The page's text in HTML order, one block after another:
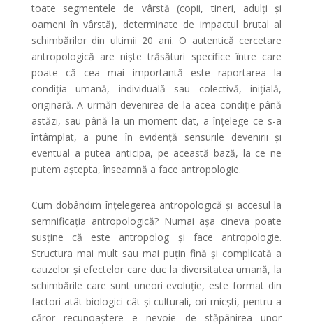
toate segmentele de vârstă (copii, tineri, adulţi şi
oameni în vârstă), determinate de impactul brutal al
schimbărilor din ultimii 20 ani. O autentică cercetare
antropologică are nişte trăsături specifice între care
poate că cea mai importantă este raportarea la
condiţia umană, individuală sau colectivă, iniţială,
originară. A urmări devenirea de la acea condiţie până
astăzi, sau până la un moment dat, a înţelege ce s-a
întâmplat, a pune în evidenţă sensurile devenirii şi
eventual a putea anticipa, pe această bază, la ce ne
putem aştepta, înseamnă a face antropologie.
Cum dobândim înţelegerea antropologică şi accesul la
semnificaţia antropologică? Numai aşa cineva poate
susţine că este antropolog şi face antropologie.
Structura mai mult sau mai puţin fină şi complicată a
cauzelor şi efectelor care duc la diversitatea umană, la
schimbările care sunt uneori evoluţie, este format din
factori atât biologici cât şi culturali, ori micşti, pentru a
căror recunoaştere e nevoie de stăpânirea unor